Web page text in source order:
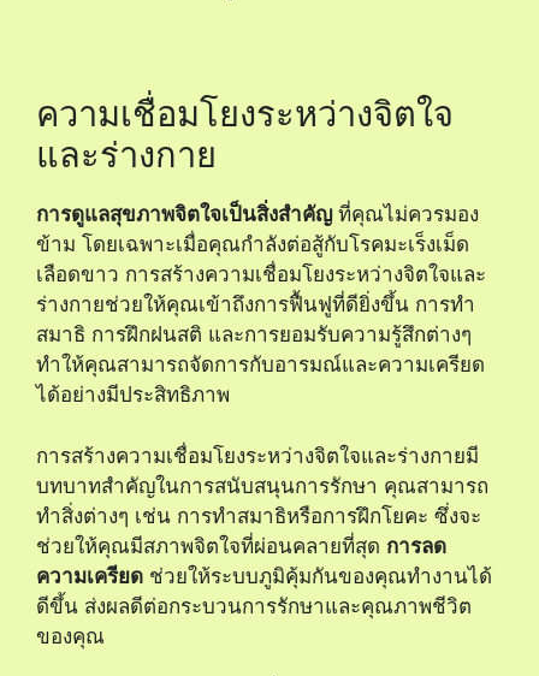
ความเชื่อมโยงระหว่างจิตใจ
และร่างกาย
การดูแลสุขภาพจิตใจเป็นสิ่งสำคัญที่คุณไม่ควรมอง
ข้าม โดยเฉพาะเมื่อคุณกำลังต่อสู้กับโรคมะเร็งเม็ด
เลือดขาว การสร้างความเชื่อมโยงระหว่างจิตใจและ
ร่างกายช่วยให้คุณเข้าถึงการฟื้นฟูที่ดียิ่งขึ้น การทำ
สมาธิ การฝึกฝนสติ และการยอมรับความรู้สึกต่างๆ
ทำให้คุณสามารถจัดการกับอารมณ์และความเครียด
ได้อย่างมีประสิทธิภาพ
การสร้างความเชื่อมโยงระหว่างจิตใจและร่างกายมี
บทบาทสำคัญในการสนับสนุนการรักษา คุณสามารถ
ทำสิ่งต่างๆ เช่น การทำสมาธิหรือการฝึกโยคะ ซึ่งจะ
ช่วยให้คุณมีสภาพจิตใจที่ผ่อนคลายที่สุด การลด
ความเครียด ช่วยให้ระบบภูมิคุ้มกันของคุณทำงานได้
ดีขึ้น ส่งผลดีต่อกระบวนการรักษาและคุณภาพชีวิต
ของคุณ